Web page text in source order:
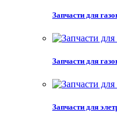
Запчасти для
Запчасти для
Запчасти для